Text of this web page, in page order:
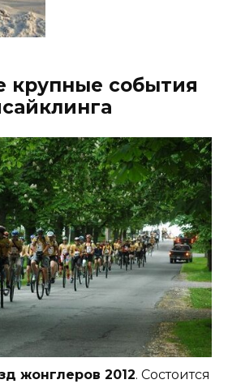
события
жонглеров 2012. Состоится